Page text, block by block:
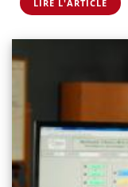
LIRE L'ARTICLE